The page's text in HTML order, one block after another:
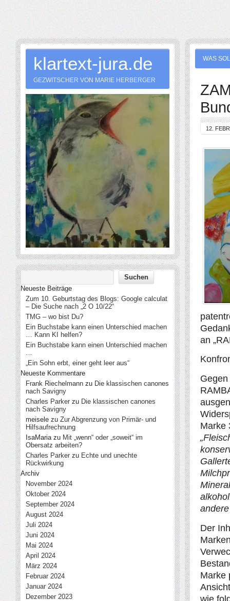
WAS
12.
an
Marke
Der
Marke
wie
klartext-jura.de
GEZWITSCHER VON MARIE HERBERGER
Neueste Beiträge
Zum 10. Geburtstag des Blogs: Google calculat
– Die Suche nach „2 O 10/22“
TMG – wo bist Du?
Ein Buchstabe kann einen Unterschied machen
… Kann KI helfen?
Ein Buchstabe kann einen Unterschied machen
…
„Ein Sohn erbt, einer geht leer aus“
Neueste Kommentare
Frank Riechelmann zu Die klassischen canones
nach Savigny
Charles Parker zu Die klassischen canones
nach Savigny
meisele zu Zur Abgrenzung von Primär- und
Hilfsaufrechnung
IsaMariazu Mit „wenn“ oder „soweit“ im
Obersatz arbeiten?
Charles Parker zu Echte und unechte
Rückwirkung
Archiv
November 2024
Oktober 2024
September 2024
August 2024
Juli 2024
Juni 2024
Mai 2024
April 2024
März 2024
Februar 2024
Januar 2024
Dezember 2023